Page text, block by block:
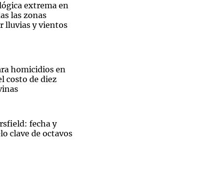
extrema en
las zonas
lluvias y vientos
homicidios en
costo de diez
fecha y
clave de octavos